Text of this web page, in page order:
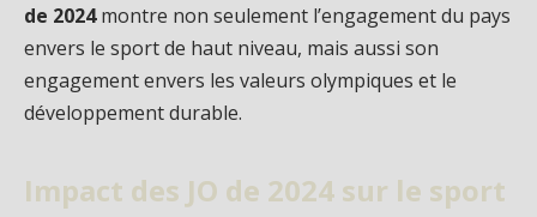
de 2024montre non seulement l’engagement du pays
envers le sport de haut niveau, mais aussi son
engagement envers les valeurs olympiques et le
développement durable.
Impact des JO de 2024 sur le sport